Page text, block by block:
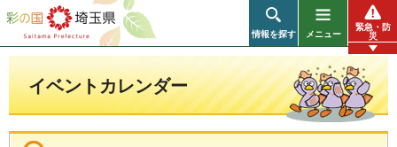
彩の国 埼玉県
情報を探す メニュー
緊急・防
災
イベントカレンダー